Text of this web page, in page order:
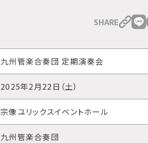
SHARE
九州管楽合奏団 定期演奏会
2025年2月22日（土）
宗像ユリックスイベントホール
九州管楽合奏団